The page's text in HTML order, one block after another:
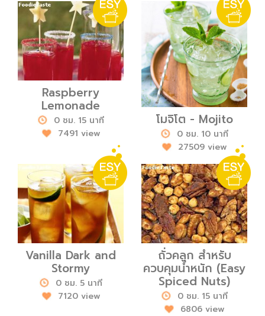
Raspberry
Lemonade
0 ชม. 15 นาที
7491 view
โมจิโต - Mojito
0 ชม. 10 นาที
27509 view
Vanilla Dark and
Stormy
0 ชม. 5 นาที
7120 view
ถั่วคลุก สำหรับ
ควบคุมน้ำหนัก (Easy
Spiced Nuts)
0 ชม. 15 นาที
6806 view